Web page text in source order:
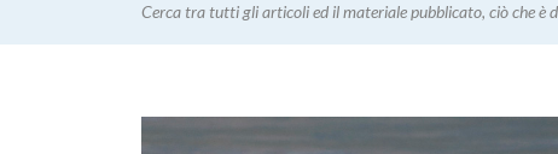
Cerca tra tutti gli articoli ed il materiale pubblicato, ciò che è